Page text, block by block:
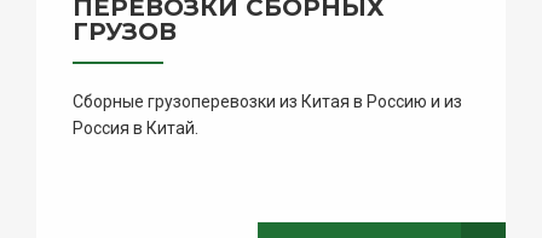
ПЕРЕВОЗКИ СБОРНЫХ
ГРУЗОВ
Сборные грузоперевозки из Китая в Россию и из
Россия в Китай.